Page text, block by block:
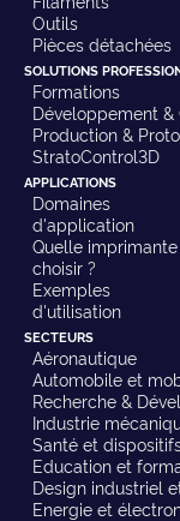
Outils
Pièces détachées
SOLUTIONS
Formations
Développement &
Production &
StratoControl3D
APPLICATIONS
Domaines
d'application
Quelle imprimante
choisir ?
Exemples
d'utilisation
SECTEURS
Aéronautique
Automobile et
Recherche &
Industrie
Santé et
Education et
Design industriel
Energie et